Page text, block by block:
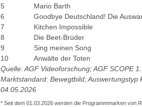
5
Mario Barth
6
Goodbye Deutschland! Die
7
Kitchen Impossible
8
Die Beet-Brüder
9
Sing meinen Song
10
Anwälte der Toten
Quelle: AGF Videoforschung; AGF SCOPE
Marktstandard: Bewegtbild;
04.05.2026
* Seit dem 01.03.2026 werden die Programmmarken von